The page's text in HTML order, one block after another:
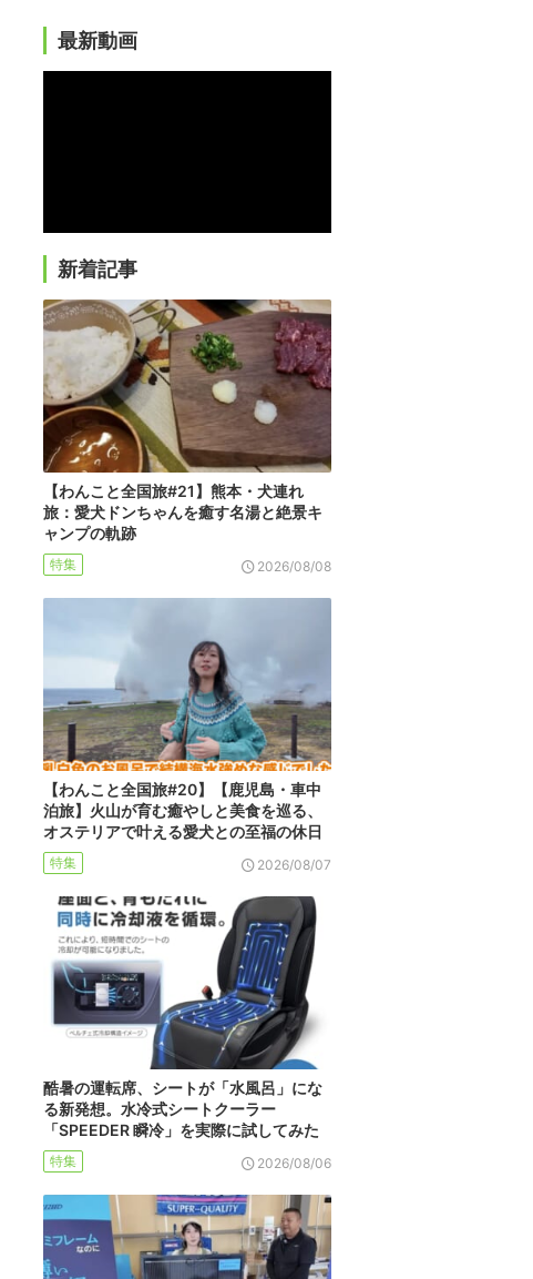
最新動画
新着記事
【わんこと全国旅#21】熊本・犬連れ
旅：愛犬ドンちゃんを癒す名湯と絶景キ
ャンプの軌跡
特集 2026/08/08
【わんこと全国旅#20】【鹿児島・車中
泊旅】火山が育む癒やしと美食を巡る、
オステリアで叶える愛犬との至福の休日
特集 2026/08/07
酷暑の運転席、シートが「水風呂」にな
る新発想。水冷式シートクーラー
「SPEEDER 瞬冷」を実際に試してみた
特集 2026/08/06